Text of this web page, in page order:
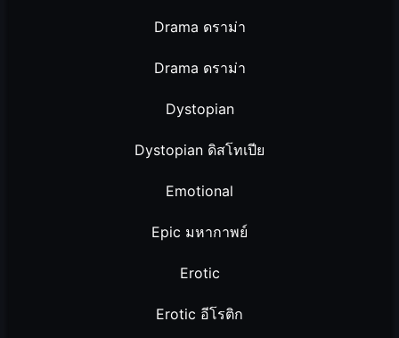
Drama ดราม่า
Drama ดราม่า
Dystopian
Dystopian ดิสโทเปีย
Emotional
Epic มหากาพย์
Erotic
Erotic อีโรติก